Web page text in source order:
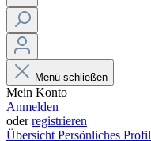
Menü schließen
Mein Konto
Anmelden
oderregistrieren
Übersicht Persönliches Profil